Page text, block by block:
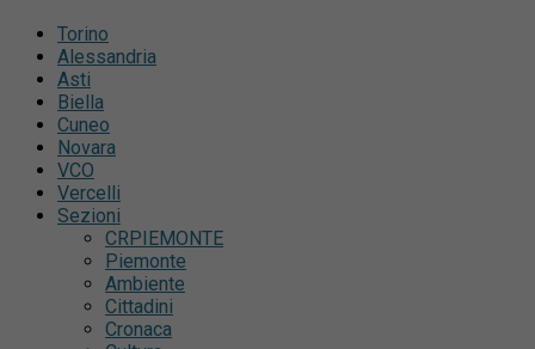
Torino
Alessandria
Asti
Biella
Cuneo
Novara
VCO
Vercelli
Sezioni
CRPIEMONTE
Piemonte
Ambiente
Cittadini
Cronaca